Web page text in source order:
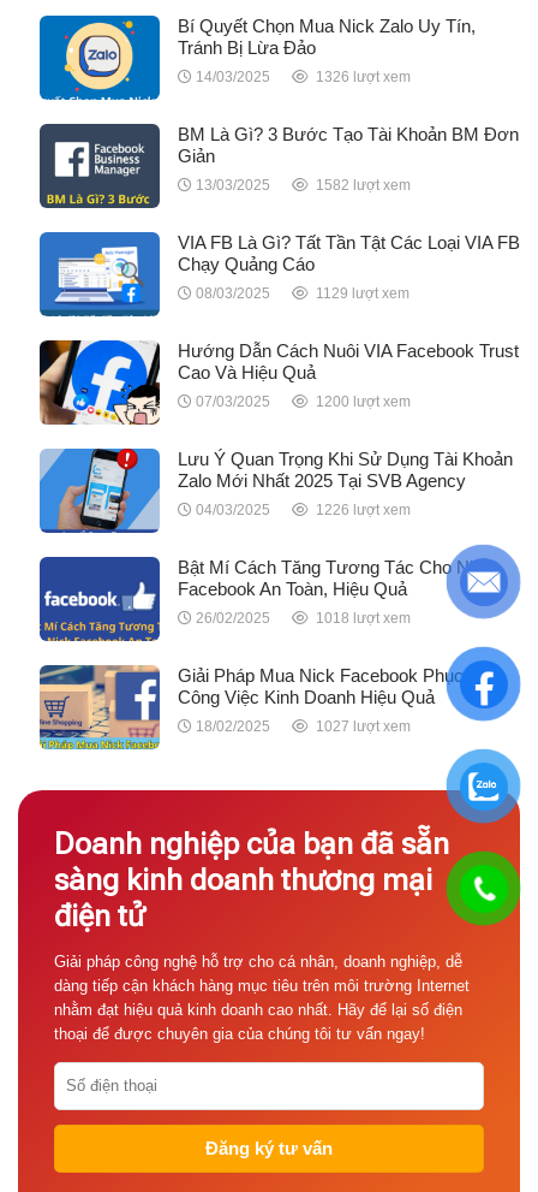
Bí Quyết Chọn Mua Nick Zalo Uy Tín,
Tránh Bị Lừa Đảo
14/03/2025 1326 lượt xem
BM Là Gì? 3 Bước Tạo Tài Khoản BM Đơn
Giản
13/03/2025 1582 lượt xem
VIA FB Là Gì? Tất Tần Tật Các Loại VIA FB
Chạy Quảng Cáo
08/03/2025 1129 lượt xem
Hướng Dẫn Cách Nuôi VIA Facebook Trust
Cao Và Hiệu Quả
07/03/2025 1200 lượt xem
Lưu Ý Quan Trọng Khi Sử Dụng Tài Khoản
Zalo Mới Nhất 2025 Tại SVB Agency
04/03/2025 1226 lượt xem
Bật Mí Cách Tăng Tương Tác Cho Nick
Facebook An Toàn, Hiệu Quả
26/02/2025 1018 lượt xem
Giải Pháp Mua Nick Facebook Phục Vụ
Công Việc Kinh Doanh Hiệu Quả
18/02/2025 1027 lượt xem
Doanh nghiệp của bạn đã sẵn
sàng kinh doanh thương mại
điện tử
Giải pháp công nghệ hỗ trợ cho cá nhân, doanh nghiệp, dễ
dàng tiếp cận khách hàng mục tiêu trên môi trường Internet
nhằm đạt hiệu quả kinh doanh cao nhất. Hãy để lại số điện
thoại để được chuyên gia của chúng tôi tư vấn ngay!